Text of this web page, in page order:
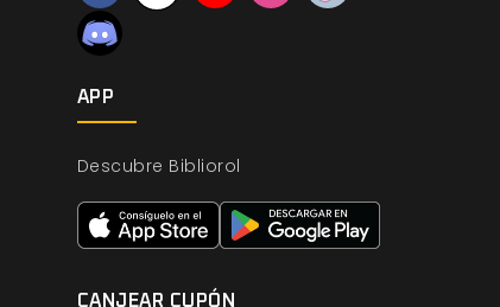
APP
Descubre Bibliorol
CANJEAR CUPÓN